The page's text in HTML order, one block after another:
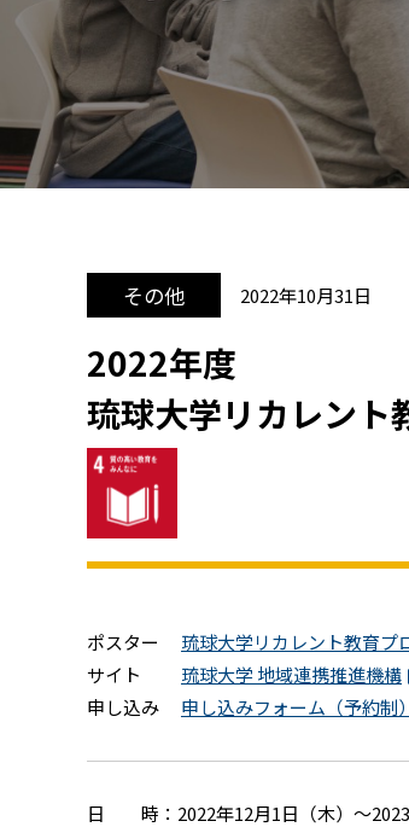
その他 2022年10月31日
2022年度
琉球大学リカレント
ポスター 琉球大学リカレント教育プ
サイト 琉球大学 地域連携推進機構
申し込み 申し込みフォーム（予約制）
日 時：2022年12月1日（木）～